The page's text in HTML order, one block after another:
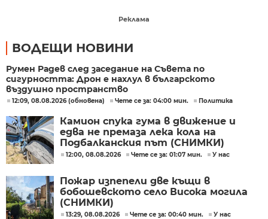
Реклама
ВОДЕЩИ НОВИНИ
Румен Радев след заседание на Съвета по
сигурността: Дрон е нахлул в българското
въздушно пространство
12:09, 08.08.2026 (обновена) Чете се за: 04:00 мин. Политика
Камион спука гума в движение и
едва не премаза лека кола на
Подбалканския път (СНИМКИ)
12:00, 08.08.2026 Чете се за: 01:07 мин. У нас
Пожар изпепели две къщи в
бобошевското село Висока могила
(СНИМКИ)
13:29, 08.08.2026 Чете се за: 00:40 мин. У нас